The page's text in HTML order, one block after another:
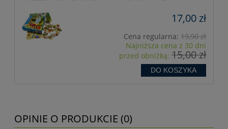
17,00 zł
Cena regularna: 19,90 zł
Najniższa cena z 30 dni
przed obniżką: 15,00 zł
DO KOSZYKA
OPINIE O PRODUKCIE (0)